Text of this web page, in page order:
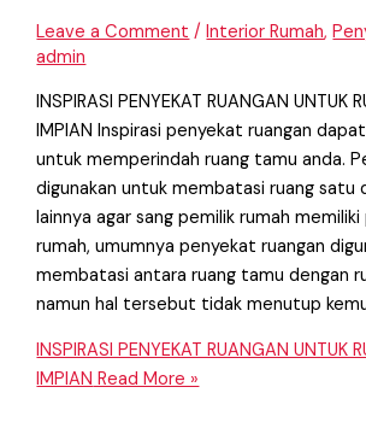
Leave a Comment /Interior Rumah,
admin
INSPIRASI PENYEKAT RUANGAN UNTUK
IMPIAN Inspirasi penyekat ruangan
untuk memperindah ruang tamu anda.
digunakan untuk membatasi ruang satu
lainnya agar sang pemilik rumah
rumah, umumnya penyekat ruangan
membatasi antara ruang tamu dengan
namun hal tersebut tidak menutup
INSPIRASI PENYEKAT RUANGAN UNTUK
IMPIAN Read More »